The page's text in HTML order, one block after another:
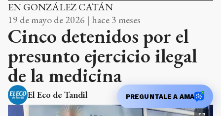
EN GONZÁLEZ CATÁN
19 de mayo de 2026 | hace 3 meses
Cinco detenidos por el
presunto ejercicio ilegal
de la medicina
El Eco de Tandil PREGUNTALE A AMA